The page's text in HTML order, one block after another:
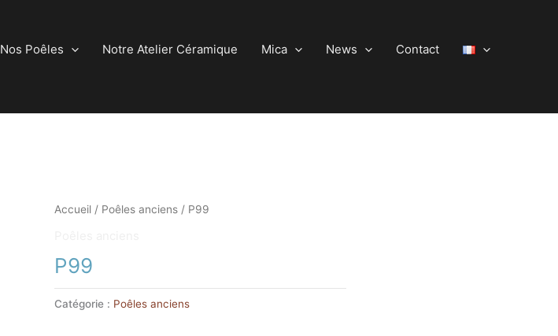
Nos Poêles Notre Atelier Céramique Mica News Contact
Accueil / Poêles anciens / P99
P99
Catégorie : Poêles anciens